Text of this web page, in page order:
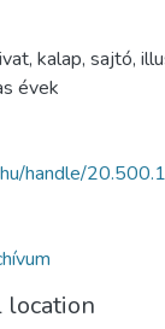
, kalap, sajtó,
évek
handle/
location